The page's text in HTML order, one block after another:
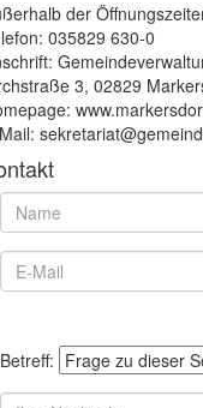
der
035829 630-0
3, 02829
Betreff: